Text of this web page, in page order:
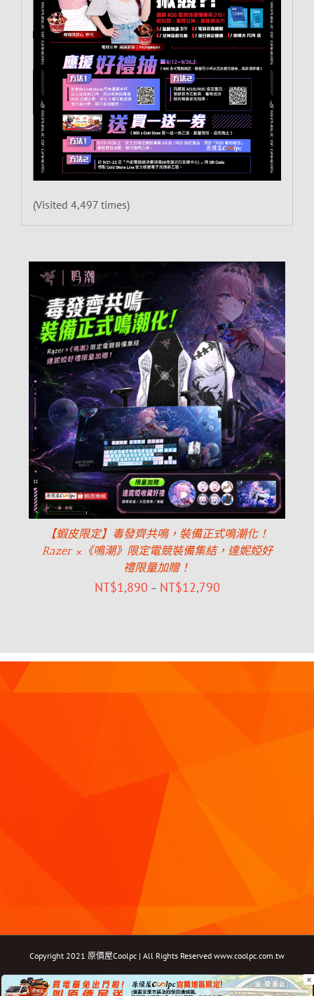
(Visited 4,497 times)
【蝦皮限定】毒發齊共鳴，裝備正式鳴潮化！
Razer ×《鳴潮》限定電競裝備集結，達妮婭好
禮限量加贈！
NT$1,890 – NT$12,790
Copyright 2021 原價屋Coolpc | All Rights Reserved www.coolpc.com.tw
FacebookInstagramYouTubeTwitterEmail: ×